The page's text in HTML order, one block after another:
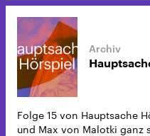
Folge 15 von Hauptsache
und Max von Malotki ganz